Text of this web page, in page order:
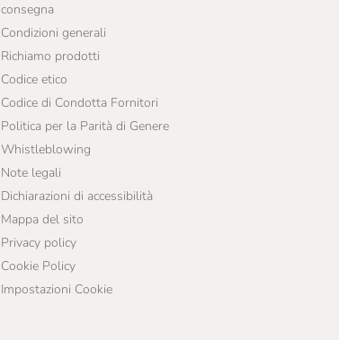
consegna
Condizioni generali
Richiamo prodotti
Codice etico
Codice di Condotta Fornitori
Politica per la Parità di Genere
Whistleblowing
Note legali
Dichiarazioni di accessibilità
Mappa del sito
Privacy policy
Cookie Policy
Impostazioni Cookie